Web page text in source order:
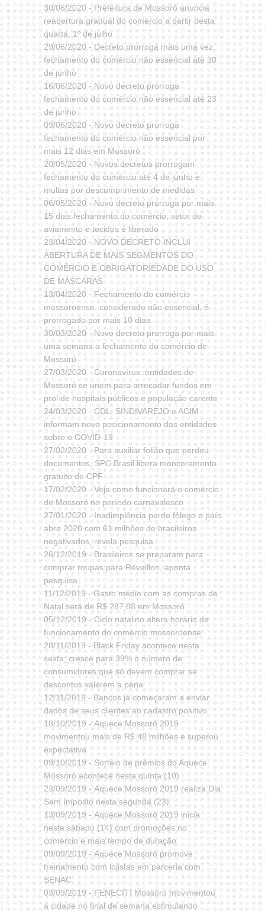
30/06/2020 -Prefeitura de Mossoró anuncia
reabertura gradual do comércio a partir desta
quarta, 1º de julho
29/06/2020 -Decreto prorroga mais uma vez
fechamento do comércio não essencial até 30
de junho
16/06/2020 -Novo decreto prorroga
fechamento do comércio não essencial até 23
de junho
09/06/2020 -Novo decreto prorroga
fechamento do comércio não essencial por
mais 12 dias em Mossoró
20/05/2020 -Novos decretos prorrogam
fechamento do comércio até 4 de junho e
multas por descumprimento de medidas
06/05/2020 -Novo decreto prorroga por mais
15 dias fechamento do comércio; setor de
aviamento e tecidos é liberado
23/04/2020 -NOVO DECRETO INCLUI
ABERTURA DE MAIS SEGMENTOS DO
COMÉRCIO E OBRIGATORIEDADE DO USO
DE MÁSCARAS
13/04/2020 -Fechamento do comércio
mossoroense, considerado não essencial, é
prorrogado por mais 10 dias
30/03/2020 -Novo decreto prorroga por mais
uma semana o fechamento do comércio de
Mossoró
27/03/2020 -Coronavírus: entidades de
Mossoró se unem para arrecadar fundos em
prol de hospitais públicos e população carente
24/03/2020 -CDL, SINDIVAREJO e ACIM
informam novo posicionamento das entidades
sobre o COVID-19
27/02/2020 -Para auxiliar folião que perdeu
documentos, SPC Brasil libera monitoramento
gratuito de CPF
17/02/2020 -Veja como funcionará o comércio
de Mossoró no período carnavalesco
27/01/2020 -Inadimplência perde fôlego e país
abre 2020 com 61 milhões de brasileiros
negativados, revela pesquisa
26/12/2019 -Brasileiros se preparam para
comprar roupas para Réveillon, aponta
pesquisa
11/12/2019 -Gasto médio com as compras de
Natal será de R$ 287,88 em Mossoró
05/12/2019 -Ciclo natalino altera horário de
funcionamento do comércio mossoroense
28/11/2019 -Black Friday acontece nesta
sexta; cresce para 39% o número de
consumidores que só devem comprar se
descontos valerem a pena
12/11/2019 -Bancos já começaram a enviar
dados de seus clientes ao cadastro positivo
18/10/2019 -Aquece Mossoró 2019
movimentou mais de R$ 48 milhões e superou
expectativa
09/10/2019 -Sorteio de prêmios do Aquece
Mossoró acontece nesta quinta (10)
23/09/2019 -Aquece Mossoró 2019 realiza Dia
Sem Imposto nesta segunda (23)
13/09/2019 -Aquece Mossoró 2019 inicia
neste sábado (14) com promoções no
comércio e mais tempo de duração
09/09/2019 -Aquece Mossoró promove
treinamento com lojistas em parceria com
SENAC
03/09/2019 -FENECITI Mossoró movimentou
a cidade no final de semana estimulando